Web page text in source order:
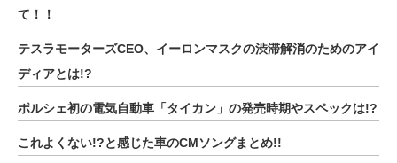
て！！
テスラモーターズCEO、イーロンマスクの渋滞解消のためのアイ
ディアとは!?
ポルシェ初の電気自動車「タイカン」の発売時期やスペックは!?
これよくない!?と感じた車のCMソングまとめ!!